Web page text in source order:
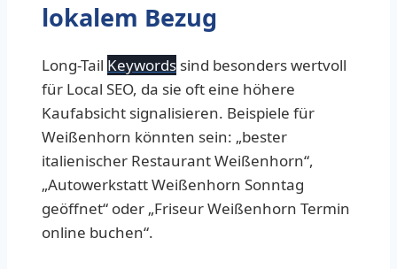
lokalem Bezug
Long-Tail Keywords sind besonders wertvoll
für Local SEO, da sie oft eine höhere
Kaufabsicht signalisieren. Beispiele für
Weißenhorn könnten sein: „bester
italienischer Restaurant Weißenhorn“,
„Autowerkstatt Weißenhorn Sonntag
geöffnet“ oder „Friseur Weißenhorn Termin
online buchen“.